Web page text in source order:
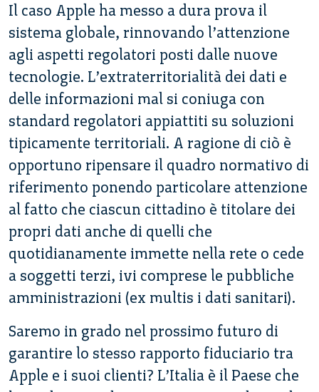
Il caso Apple ha messo a dura prova il
sistema globale, rinnovando l’attenzione
agli aspetti regolatori posti dalle nuove
tecnologie. L’extraterritorialità dei dati e
delle informazioni mal si coniuga con
standard regolatori appiattiti su soluzioni
tipicamente territoriali. A ragione di ciò è
opportuno ripensare il quadro normativo di
riferimento ponendo particolare attenzione
al fatto che ciascun cittadino è titolare dei
propri dati anche di quelli che
quotidianamente immette nella rete o cede
a soggetti terzi, ivi comprese le pubbliche
amministrazioni (ex multis i dati sanitari).
Saremo in grado nel prossimo futuro di
garantire lo stesso rapporto fiduciario tra
Apple e i suoi clienti? L’Italia è il Paese che